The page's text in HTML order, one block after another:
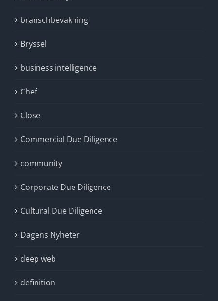
branschbevakning
Bryssel
business intelligence
Chef
Close
Commercial Due Diligence
community
Corporate Due Diligence
Cultural Due Diligence
Dagens Nyheter
deep web
definition